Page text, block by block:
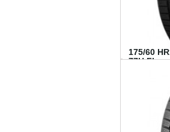
175/60
77H FI...